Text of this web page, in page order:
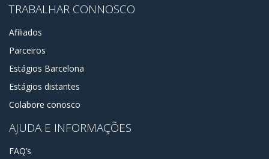
TRABALHAR CONNOSCO
Afiliados
Parceiros
Estágios Barcelona
Estágios distantes
Colabore conosco
AJUDA E INFORMAÇÕES
FAQ’s